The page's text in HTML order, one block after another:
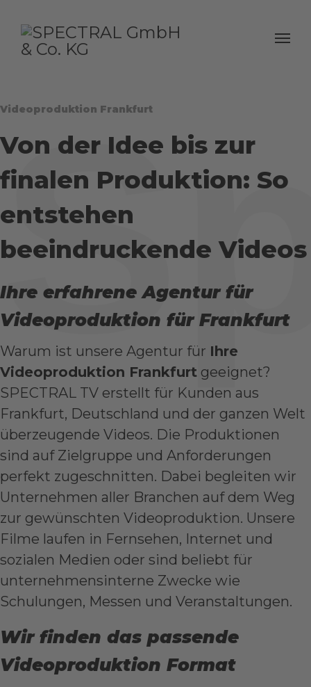
Videoproduktion Frankfurt
Von der Idee bis zur
finalen Produktion: So
entstehen
beeindruckende Videos
Ihre erfahrene Agentur für
Videoproduktion für Frankfurt
Warum ist unsere Agentur für Ihre
Videoproduktion Frankfurt geeignet?
SPECTRAL TV erstellt für Kunden aus
Frankfurt, Deutschland und der ganzen Welt
überzeugende Videos. Die Produktionen
sind auf Zielgruppe und Anforderungen
perfekt zugeschnitten. Dabei begleiten wir
Unternehmen aller Branchen auf dem Weg
zur gewünschten Videoproduktion. Unsere
Filme laufen in Fernsehen, Internet und
sozialen Medien oder sind beliebt für
unternehmensinterne Zwecke wie
Schulungen, Messen und Veranstaltungen.
Wir finden das passende
Videoproduktion Format